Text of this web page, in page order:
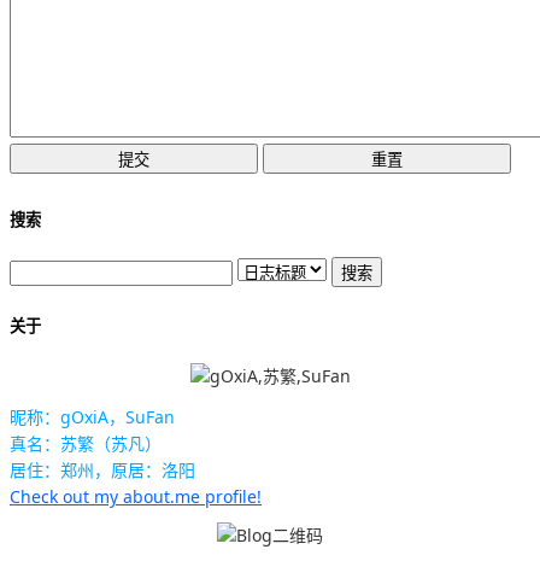
搜索
关于
昵称：gOxiA，SuFan
真名：苏繁（苏凡）
居住：郑州，原居：洛阳
Check out my about.me profile!